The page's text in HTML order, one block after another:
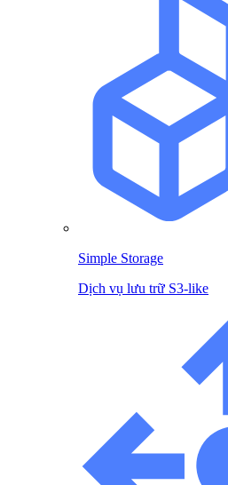
Simple Storage
Dịch vụ lưu trữ S3-like